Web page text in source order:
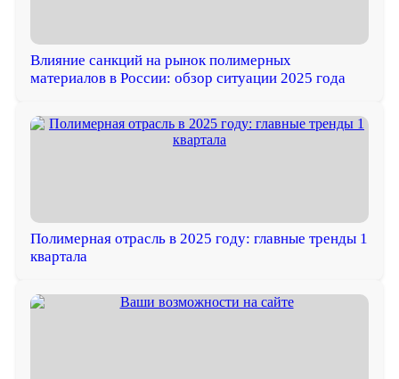
Влияние санкций на рынок полимерных
материалов в России: обзор ситуации 2025 года
Полимерная отрасль в 2025 году: главные тренды 1
квартала